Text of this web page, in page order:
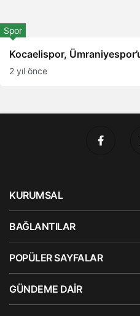
Kocaelispor,
Spor
2 yıl önce
KURUMSAL
BAĞLANTILAR
POPÜLER SAYFALAR
GÜNDEME DAIR